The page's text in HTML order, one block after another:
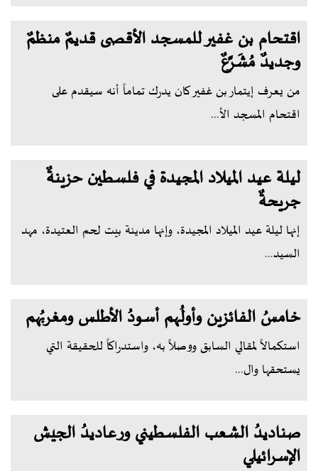
اقتحام بن غفير للمسجد الأقصى قديمٌ منظمٌ
وجديدٌ مُشَرَّعٌ
من يعرف إيتمار بن غفير كان يدرك تماماً أنه سيقدم على
اقتحام المسجد الأ...
ليلة عيد الميلاد المجيدة في فلسطين حزينةٌ
جريحةٌ
إنها ليلة عيد الميلاد المجيدة، وإنها مدينة بيت لحم العتيدة، مهد
السيد...
خامسُ الفائزين وأولُهم أسودُ الأطلس ومغربُهم
استكمالاً لمقالي السابق ووصلاً به، واستدراكاً للحقيقة التي
يستحقها وال...
صناديدُ الشعب الفلسطيني ورعاديدُ الجيش
الإسرائيلي